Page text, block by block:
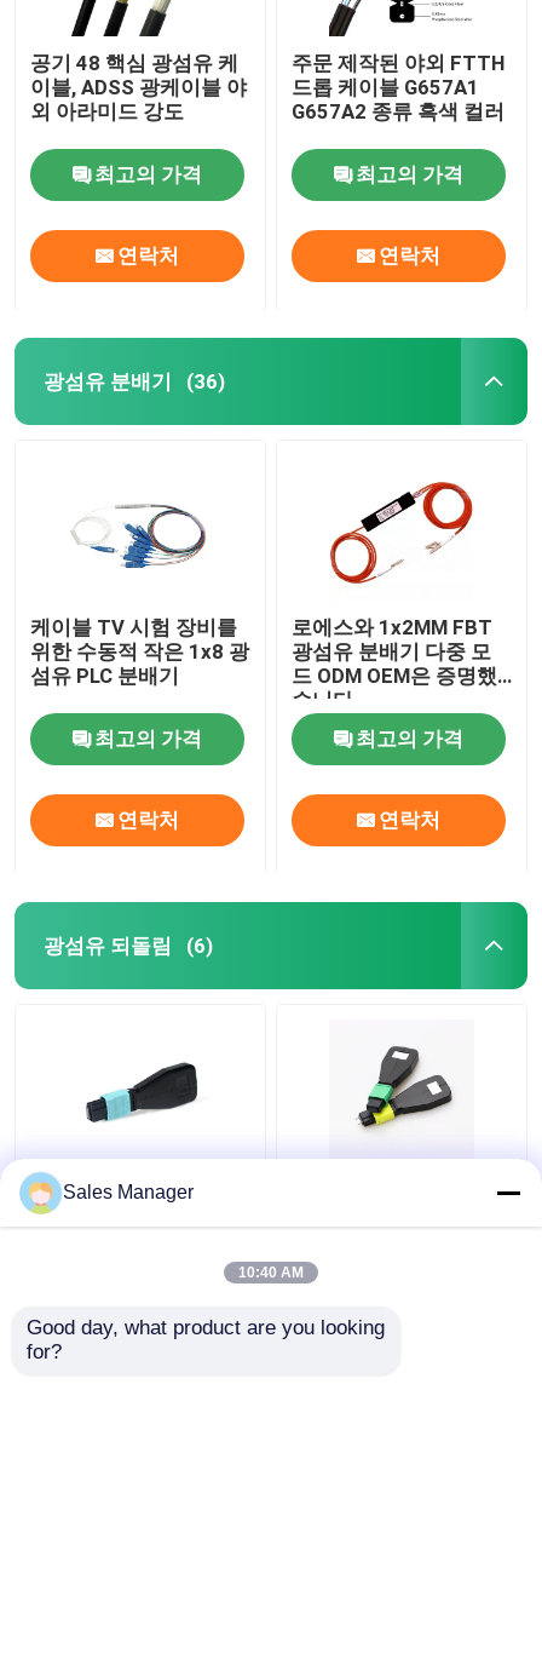
공기 48 핵심 광섬유 케
이블, ADSS 광케이블 야
외 아라미드 강도
최고의 가격
연락처
주문 제작된 야외 FTTH
드롭 케이블 G657A1
G657A2 종류 흑색 컬러
최고의 가격
연락처
광섬유 분배기 (36)
케이블 TV 시험 장비를
위한 수동적 작은 1x8 광
섬유 PLC 분배기
최고의 가격
연락처
로에스와 1x2MM FBT
광섬유 분배기 다중 모
드 ODM OEM은 증명했
습니다
최고의 가격
연락처
광섬유 되돌림 (6)
데이타 센터 OEM을 위
한 MTP MPO 광섬유 되
Sales Manager
10:40 AM
Good day, what product are you looking
for?